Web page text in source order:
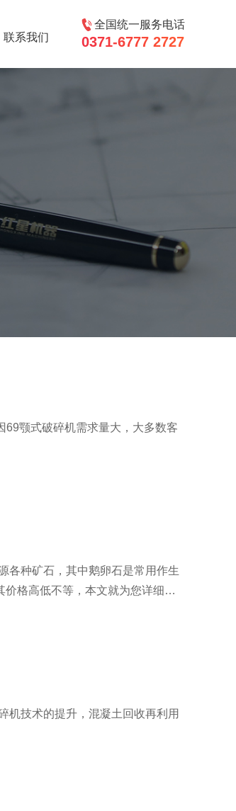
联系我们
全国统一服务电话
0371-6777 2727
69颚式破碎机需求量大，大多数客
各种矿石，其中鹅卵石是常用作生
格高低不等，本文就为您详细介
机技术的提升，混凝土回收再利用